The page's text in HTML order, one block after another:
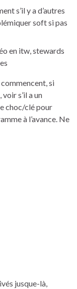
s’il y a d’autres
soft si pas
en itw, stewards
si
s’il a un
choc/clé pour
à l’avance. Ne
jusque-là,